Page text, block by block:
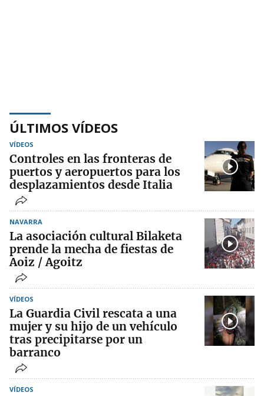
ÚLTIMOS VÍDEOS
VÍDEOS
Controles en las fronteras de
puertos y aeropuertos para los
desplazamientos desde Italia
NAVARRA
La asociación cultural Bilaketa
prende la mecha de fiestas de
Aoiz / Agoitz
VÍDEOS
La Guardia Civil rescata a una
mujer y su hijo de un vehículo
tras precipitarse por un
barranco
VÍDEOS